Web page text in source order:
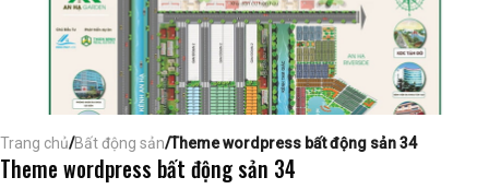
Trang chủ/Bất động sản/Theme wordpress bất động sản 34
Theme wordpress bất động sản 34